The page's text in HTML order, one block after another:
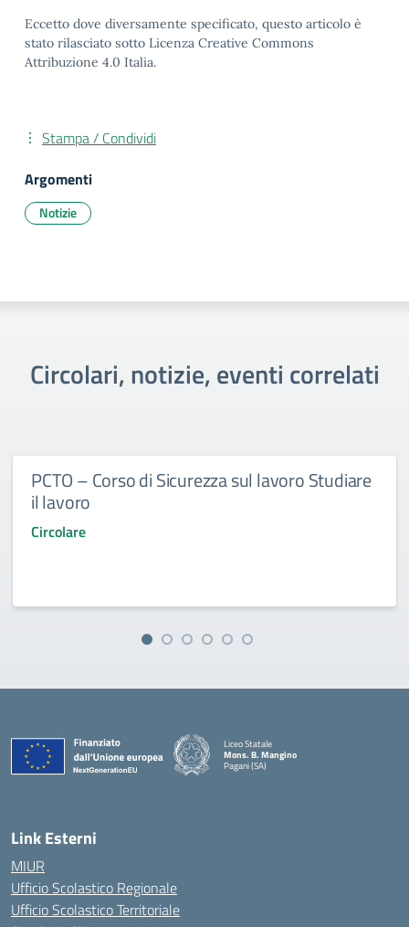
Eccetto dove diversamente specificato, questo articolo è
stato rilasciato sotto Licenza Creative Commons
Attribuzione 4.0 Italia.
Stampa / Condividi
Argomenti
Notizie
Circolari, notizie, eventi correlati
PCTO – Corso di Sicurezza sul lavoro Studiare
il lavoro
Circolare
Liceo Statale
Mons. B. Mangino
Pagani (SA)
— Visita la pagina iniziale della scuola
Link Esterni
MIUR
Ufficio Scolastico Regionale
Ufficio Scolastico Territoriale